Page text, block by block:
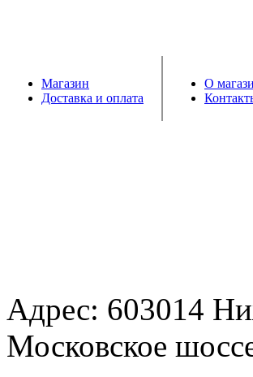
Магазин
Доставка и оплата
О
Адрес: 603014
Московское